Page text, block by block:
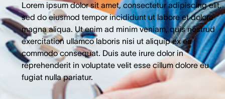
Lorem ipsum dolor sit amet, consectetur adipiscing elit,
sed do eiusmod tempor incididunt ut labore et dolore
magna aliqua. Ut enim ad minim veniam, quis nostrud
exercitation ullamco laboris nisi ut aliquip ex ea
commodo consequat. Duis aute irure dolor in
reprehenderit in voluptate velit esse cillum dolore eu
fugiat nulla pariatur.